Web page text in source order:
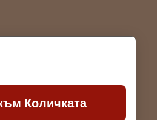
Количката